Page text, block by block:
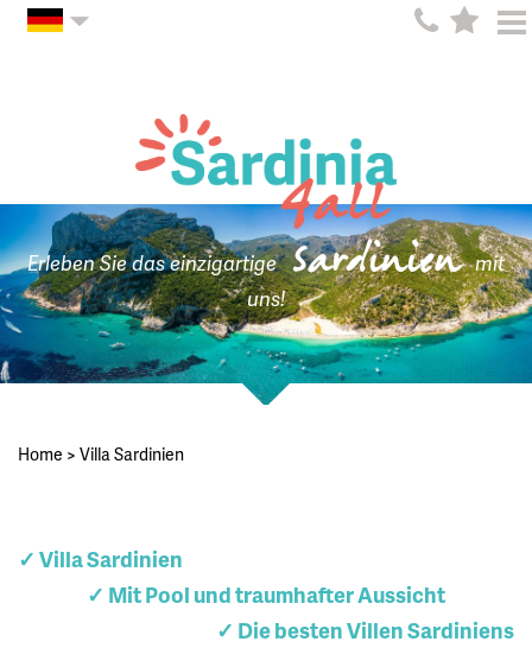
Erleben Sie das einzigartige Sardinien mit
uns!
Home > Villa Sardinien
✓ Villa Sardinien
✓ Mit Pool und traumhafter Aussicht
✓ Die besten Villen Sardiniens